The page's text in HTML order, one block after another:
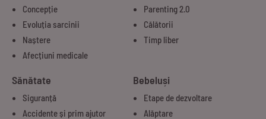
Concepție
Evoluția sarcinii
Naștere
Afecțiuni medicale
Parenting 2.0
Călătorii
Timp liber
Sănătate
Siguranță
Accidente și prim ajutor
Bebeluși
Etape de dezvoltare
Alăptare